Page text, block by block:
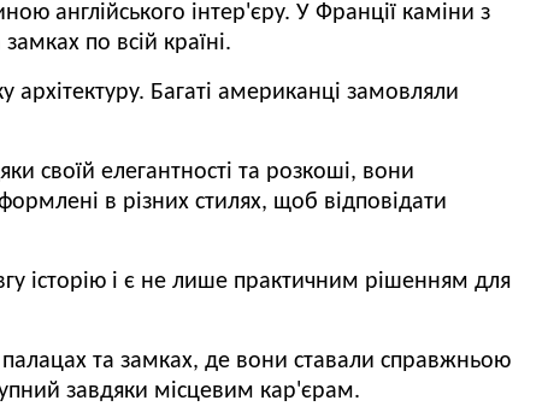
англійського інтер'єру. У Франції каміни з
по всій країні.
архітектуру. Багаті американці замовляли
своїй елегантності та розкоші, вони
в різних стилях, щоб відповідати
історію і є не лише практичним рішенням для
та замках, де вони ставали справжньою
завдяки місцевим кар'єрам.